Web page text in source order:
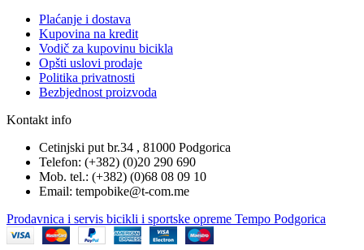
Plaćanje i dostava
Kupovina na kredit
Vodič za kupovinu bicikla
Opšti uslovi prodaje
Politika privatnosti
Bezbjednost proizvoda
Kontakt info
Cetinjski put br.34 , 81000 Podgorica
Telefon: (+382) (0)20 290 690
Mob. tel.: (+382) (0)68 08 09 10
Email: tempobike@t-com.me
Prodavnica i servis bicikli i sportske opreme Tempo Podgorica